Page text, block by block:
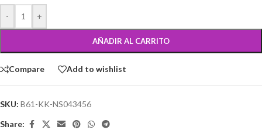
- +
AÑADIR AL CARRITO
Compare Add to wishlist
SKU: B61-KK-NS043456
Share: